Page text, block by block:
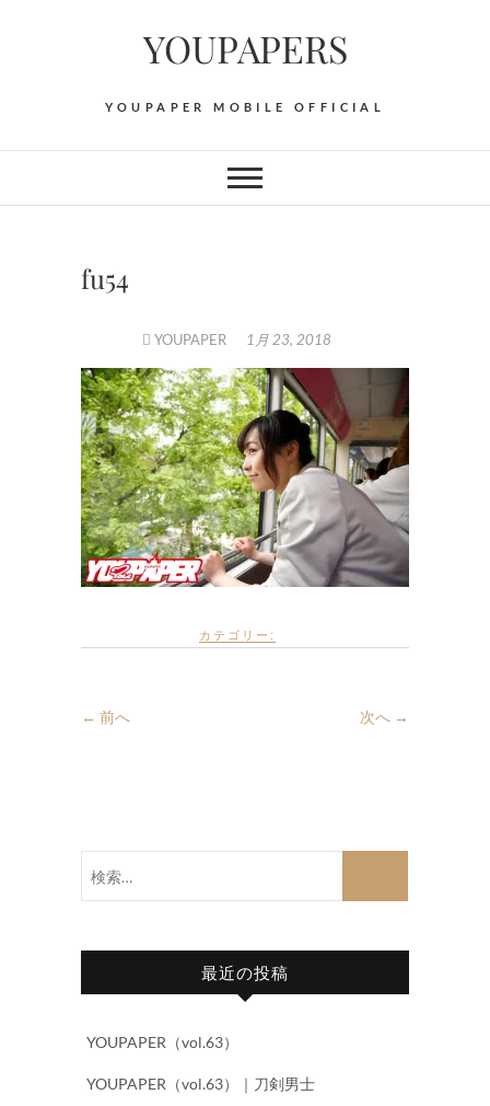
YOUPAPERS
YOUPAPER MOBILE OFFICIAL
fu54
YOUPAPER 1月 23, 2018
カテゴリー:
← 前へ 次へ →
最近の投稿
YOUPAPER（vol.63）
YOUPAPER（vol.63）｜刀剣男士